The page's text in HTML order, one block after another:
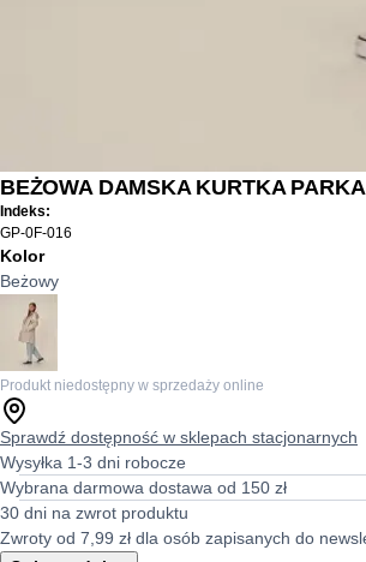
BEŻOWA DAMSKA KURTKA PARKA
Indeks:
GP-0F-016
Kolor
Beżowy
Produkt niedostępny w sprzedaży online
Sprawdź dostępność w sklepach stacjonarnych
Wysyłka 1-3 dni robocze
Wybrana darmowa dostawa od 150 zł
30 dni na zwrot produktu
Zwroty od 7,99 zł dla osób zapisanych do